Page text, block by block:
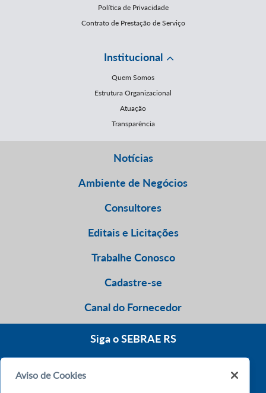
Política de Privacidade
Contrato de Prestação de Serviço
Institucional
Quem Somos
Estrutura Organizacional
Atuação
Transparência
Notícias
Ambiente de Negócios
Consultores
Editais e Licitações
Trabalhe Conosco
Cadastre-se
Canal do Fornecedor
Siga o SEBRAE RS
Aviso de Cookies